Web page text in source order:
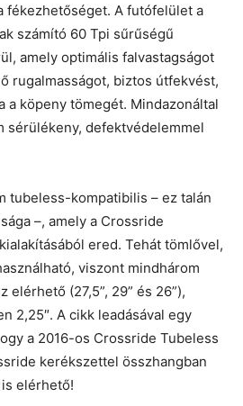
fékezhetőséget. A futófelület a
számító 60 Tpi sűrűségű
amely optimális falvastagságot
rugalmasságot, biztos útfekvést,
a köpeny tömegét. Mindazonáltal
sérülékeny, defektvédelemmel
tubeless-kompatibilis – ez talán
–, amely a Crossride
ered. Tehát tömlővel,
viszont mindhárom
(27,5”, 29” és 26”),
2,25″. A cikk leadásával egy
a 2016-os Crossride Tubeless
kerékszettel összhangban
elérhető!